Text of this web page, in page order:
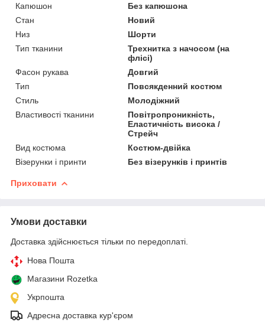
Капюшон
Без капюшона
Стан
Новий
Низ
Шорти
Тип тканини
Трехнитка з начосом (на
флісі)
Фасон рукава
Довгий
Тип
Повсякденний костюм
Стиль
Молодіжний
Властивості тканини
Повітропроникність,
Еластичність висока /
Стрейч
Вид костюма
Костюм-двійка
Візерунки і принти
Без візерунків і принтів
Приховати
Умови доставки
Доставка здійснюється тільки по передоплаті.
Нова Пошта
Магазини Rozetka
Укрпошта
Адресна доставка кур'єром